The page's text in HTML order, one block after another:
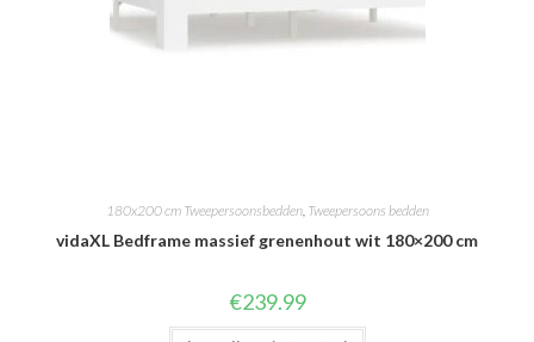
180x200 cm Tweepersoonsbedden, Tweepersoons bedden
vidaXL Bedframe massief grenenhout wit 180×200 cm
€239.99